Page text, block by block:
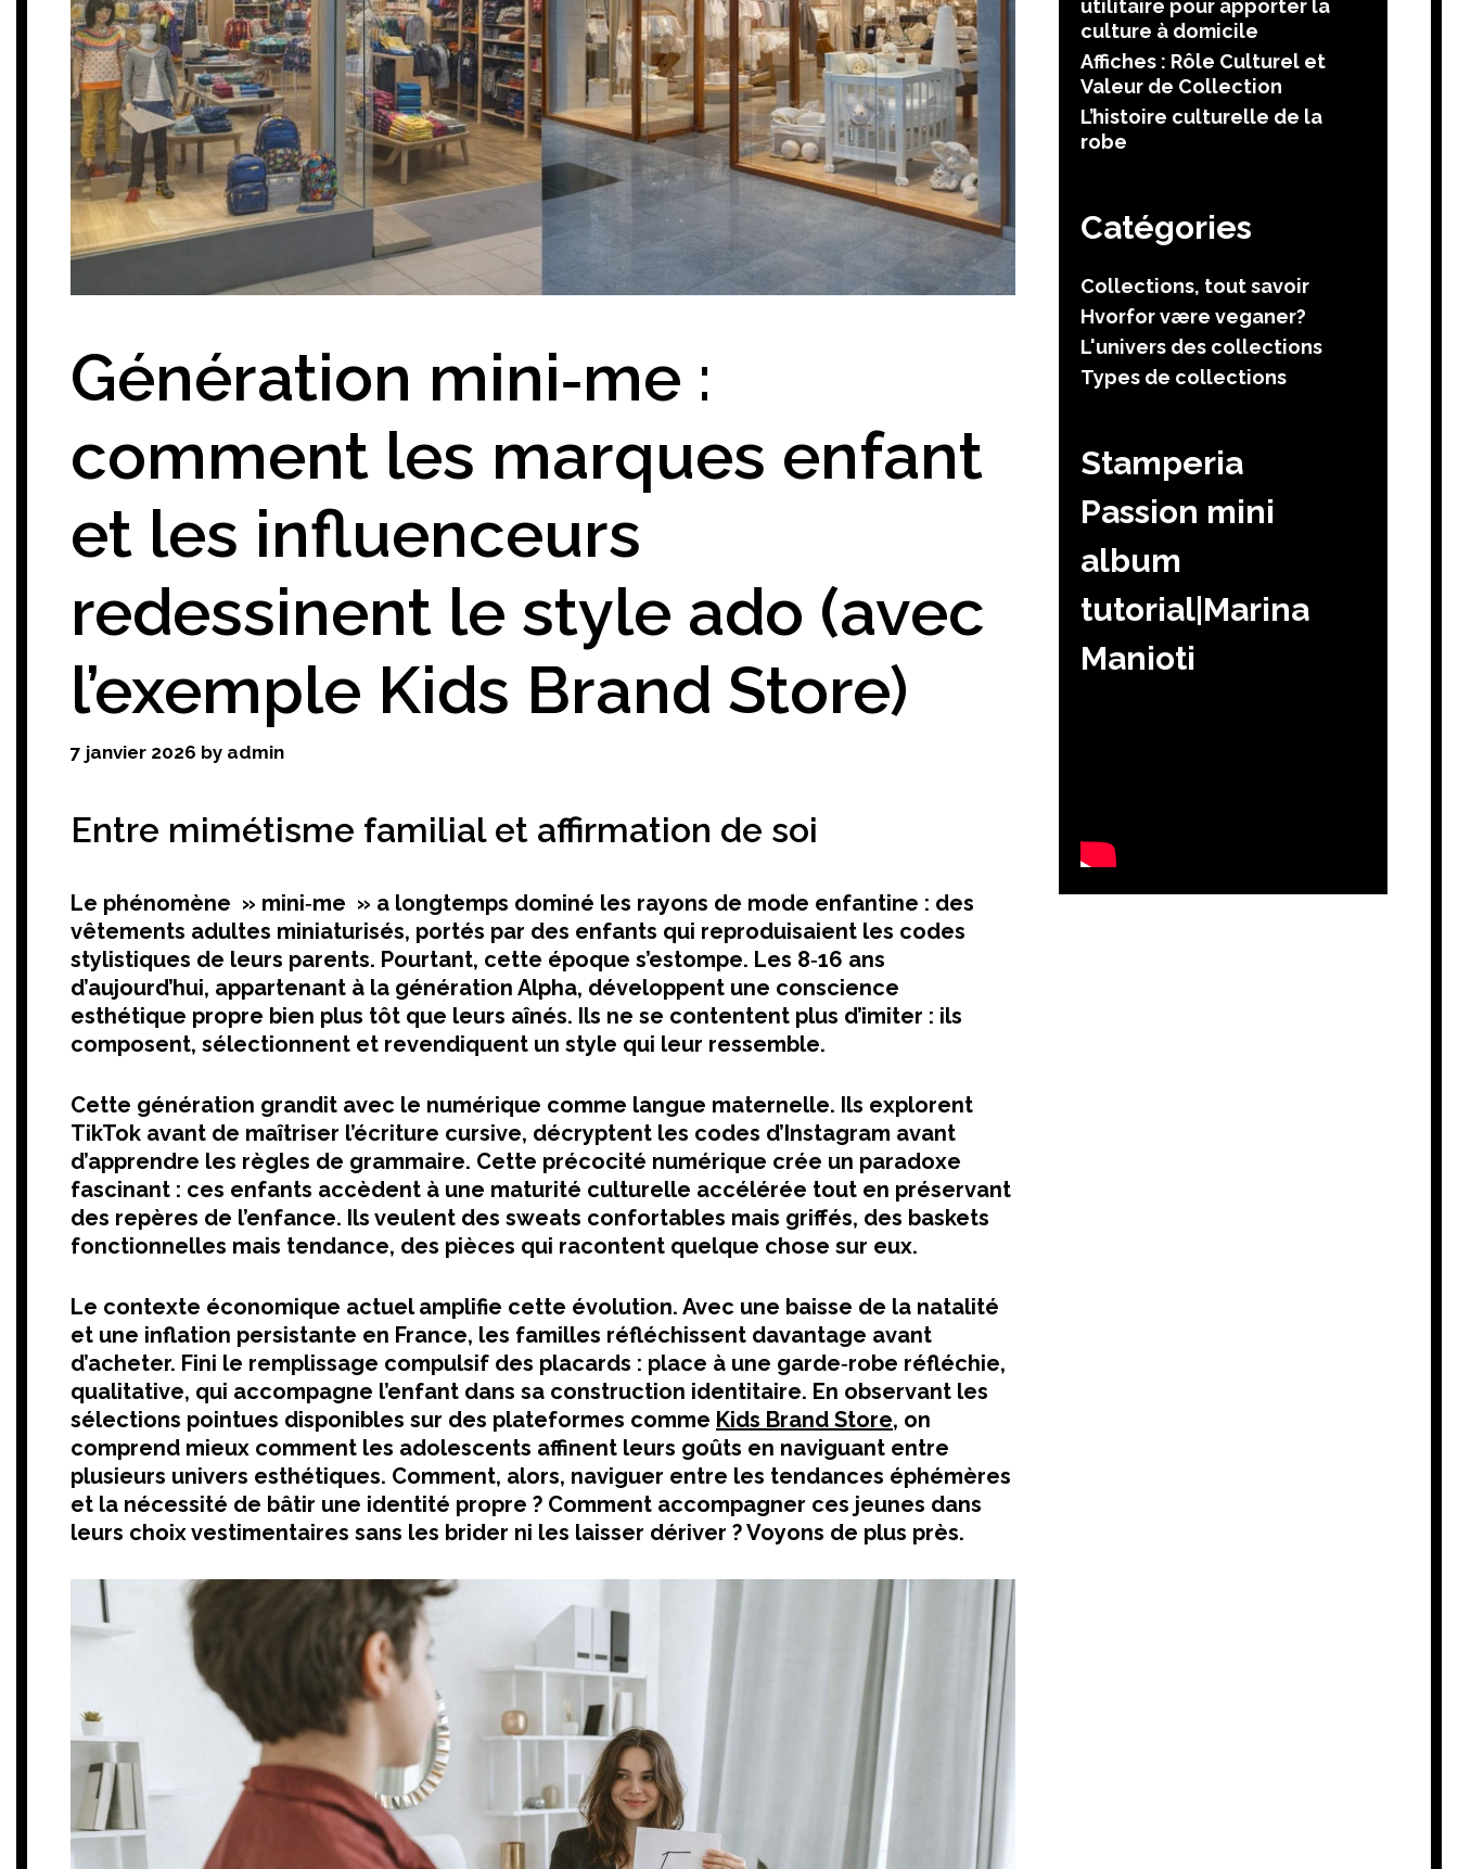
Génération mini‑me :
comment les marques enfant
et les influenceurs
redessinent le style ado (avec
l’exemple Kids Brand Store)
7 janvier 2026 by admin
Entre mimétisme familial et affirmation de soi
Le phénomène » mini‑me » a longtemps dominé les rayons de mode enfantine : des
vêtements adultes miniaturisés, portés par des enfants qui reproduisaient les codes
stylistiques de leurs parents. Pourtant, cette époque s’estompe. Les 8‑16 ans
d’aujourd’hui, appartenant à la génération Alpha, développent une conscience
esthétique propre bien plus tôt que leurs aînés. Ils ne se contentent plus d’imiter : ils
composent, sélectionnent et revendiquent un style qui leur ressemble.
Cette génération grandit avec le numérique comme langue maternelle. Ils explorent
TikTok avant de maîtriser l’écriture cursive, décryptent les codes d’Instagram avant
d’apprendre les règles de grammaire. Cette précocité numérique crée un paradoxe
fascinant : ces enfants accèdent à une maturité culturelle accélérée tout en préservant
des repères de l’enfance. Ils veulent des sweats confortables mais griffés, des baskets
fonctionnelles mais tendance, des pièces qui racontent quelque chose sur eux.
Le contexte économique actuel amplifie cette évolution. Avec une baisse de la natalité
et une inflation persistante en France, les familles réfléchissent davantage avant
d’acheter. Fini le remplissage compulsif des placards : place à une garde‑robe réfléchie,
qualitative, qui accompagne l’enfant dans sa construction identitaire. En observant les
sélections pointues disponibles sur des plateformes comme Kids Brand Store, on
comprend mieux comment les adolescents affinent leurs goûts en naviguant entre
plusieurs univers esthétiques. Comment, alors, naviguer entre les tendances éphémères
et la nécessité de bâtir une identité propre ? Comment accompagner ces jeunes dans
leurs choix vestimentaires sans les brider ni les laisser dériver ? Voyons de plus près.
utilitaire pour apporter la
culture à domicile
Affiches : Rôle Culturel et
Valeur de Collection
L’histoire culturelle de la
robe
Catégories
Collections, tout savoir
Hvorfor være veganer?
L'univers des collections
Types de collections
Stamperia
Passion mini
album
tutorial|Marina
Manioti